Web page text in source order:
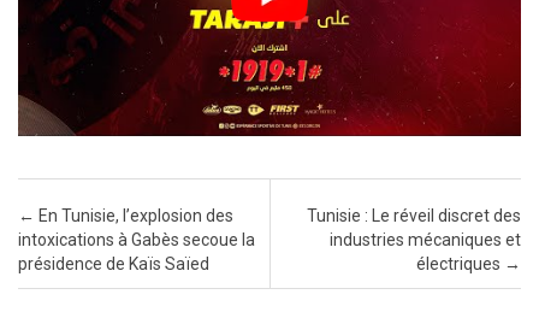
Post navigation
← En Tunisie, l’explosion des
intoxications à Gabès secoue la
présidence de Kaïs Saïed
Tunisie : Le réveil discret des
industries mécaniques et
électriques →